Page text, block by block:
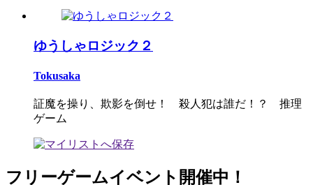
ゆうしゃロジック２
Tokusaka
証魔を操り、欺影を倒せ！ 殺人犯は誰だ！？ 推理
ゲーム
フリーゲームイベント開催中！